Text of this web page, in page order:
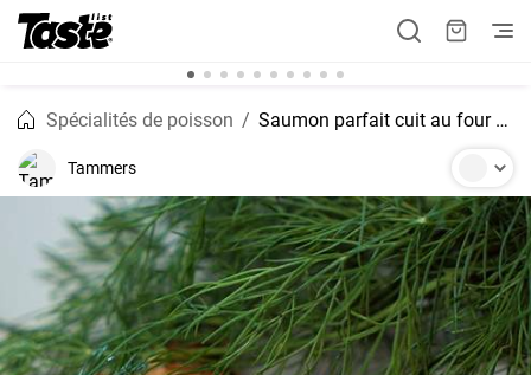
Spécialités de poisson Saumon parfait cuit au four avec du citron et de l'aneth
Tammers